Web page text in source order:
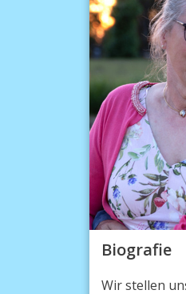
Biografie
Wir stellen